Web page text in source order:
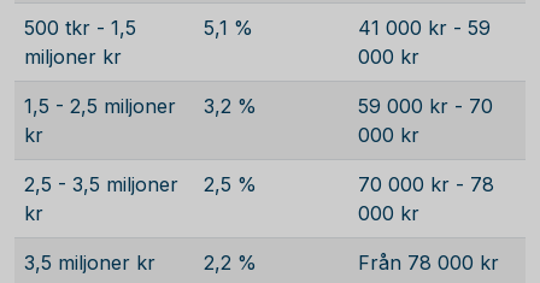
500 tkr - 1,5
miljoner kr
5,1 %
41 000 kr - 59
000 kr
1,5 - 2,5 miljoner
kr
3,2 %
59 000 kr - 70
000 kr
2,5 - 3,5 miljoner
kr
2,5 %
70 000 kr - 78
000 kr
3,5 miljoner kr
2,2 % Från 78 000 kr